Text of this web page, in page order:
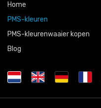
Home
PMS-kleuren
PMS-kleurenwaaier kopen
Blog